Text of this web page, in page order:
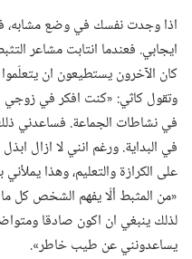
اذا وجدت نفسك في وضع مشابه،‏
ايجابي.‏ فعندما انتابت مشاعر
كان الآخرون يستطيعون ان
وتقول كاثي:‏ «كنت افكر في زوجي
في نشاطات الجماعة.‏ فساعدني
في البداية.‏ ورغم انني لا ازال
على الكرازة والتعليم،‏ وهذا
«من المثبط ألّا يفهم الشخص كل
لذلك ينبغي ان اكون صادقا
يساعدونني عن طيب خاطر».‏